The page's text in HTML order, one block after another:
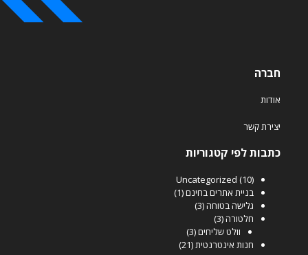
חברה
אודות
יצירת קשר
כתבות לפי קטגוריות
Uncategorized (10)
בניית אתרים בחינם(1)
גלישה בטוחה(3)
חלטורה(3)
וולט שליחים(3)
חנות אינטרנטית(21)